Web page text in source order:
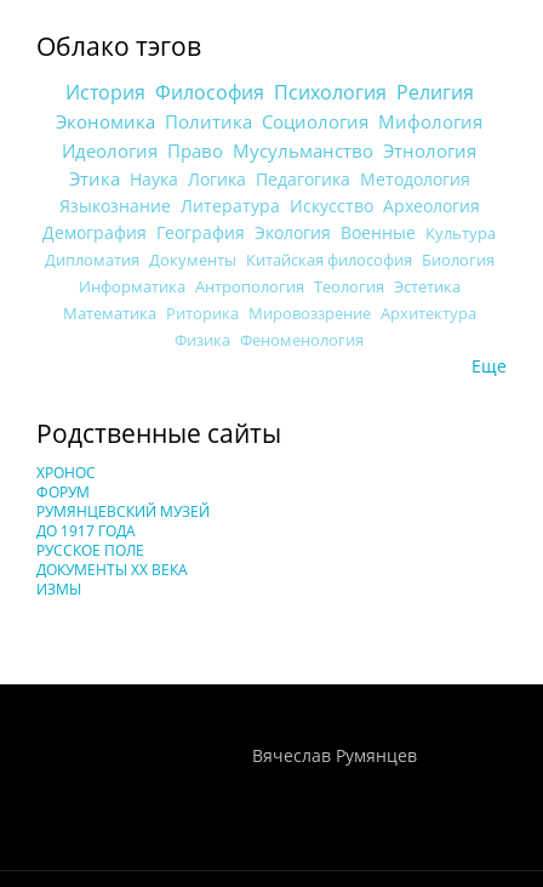
Облако тэгов
История Философия Психология Религия
Экономика Политика Социология Мифология
Идеология Право Мусульманство Этнология
Этика Наука Логика Педагогика Методология
Языкознание Литература Искусство Археология
Демография География Экология Военные Культура
Дипломатия Документы Китайская философия Биология
Информатика Антропология Теология Эстетика
Математика Риторика Мировоззрение Архитектура
Физика Феноменология
Еще
Родственные сайты
ХРОНОС
ФОРУМ
РУМЯНЦЕВСКИЙ МУЗЕЙ
ДО 1917 ГОДА
РУССКОЕ ПОЛЕ
ДОКУМЕНТЫ XX ВЕКА
ИЗМЫ
Вячеслав Румянцев